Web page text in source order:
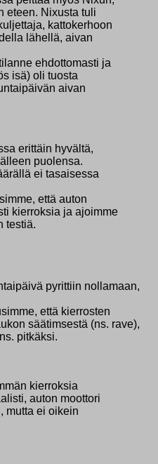
eteen. Nixusta tuli
kattokerhoon
lähellä, aivan
ehdottomasti ja
isä) oli tuosta
aivan
erittäin hyvältä,
puolensa.
ei tasaisessa
että auton
kierroksia ja ajoimme
testiä.
pyrittiin nollamaan,
että kierrosten
säätimsestä (ns. rave),
pitkäksi.
kierroksia
auton moottori
mutta ei oikein